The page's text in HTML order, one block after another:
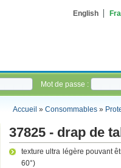
English
Mot de passe :
Accueil » Consommables»
37825 - drap de
texture ultra légère pouvant
60°)